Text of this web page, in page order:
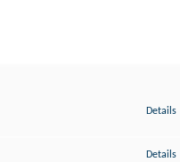
Details
Details